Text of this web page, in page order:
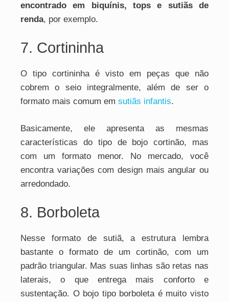
encontrado em biquínis, tops e sutiãs de
renda, por exemplo.
7. Cortininha
O tipo cortininha é visto em peças que não
cobrem o seio integralmente, além de ser o
formato mais comum em sutiãs infantis.
Basicamente, ele apresenta as mesmas
características do tipo de bojo cortinão, mas
com um formato menor. No mercado, você
encontra variações com design mais angular ou
arredondado.
8. Borboleta
Nesse formato de sutiã, a estrutura lembra
bastante o formato de um cortinão, com um
padrão triangular. Mas suas linhas são retas nas
laterais, o que entrega mais conforto e
sustentação. O bojo tipo borboleta é muito visto